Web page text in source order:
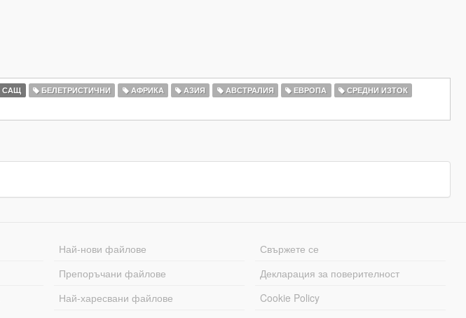
САЩ БЕЛЕТРИСТИЧНИ АФРИКА АЗИЯ АВСТРАЛИЯ ЕВРОПА
СРЕДНИ ИЗТОК
Най-нови файлове
Препоръчани файлове
Най-харесвани файлове
Свържете се
Декларация за поверителност
Cookie Policy